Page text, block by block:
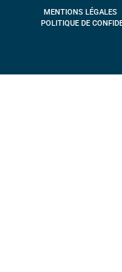
MENTIONS LÉGALES
POLITIQUE DE